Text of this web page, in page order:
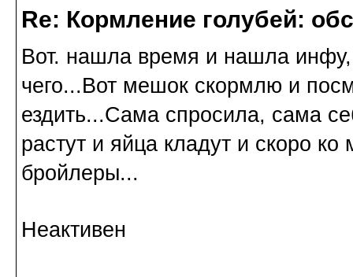
Re: Кормление голубей:
Вот. нашла время и нашла
чего...Вот мешок скормлю и
ездить...Сама спросила, сама
растут и яйца кладут и скоро ко
бройлеры...
Неактивен